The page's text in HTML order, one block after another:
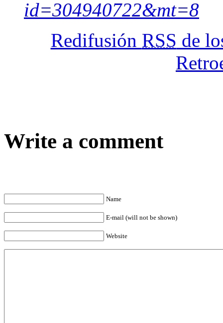
id=304940722&mt=8
Redifusión RSS de
Write a comment
Name
E-mail (will not be shown)
Website